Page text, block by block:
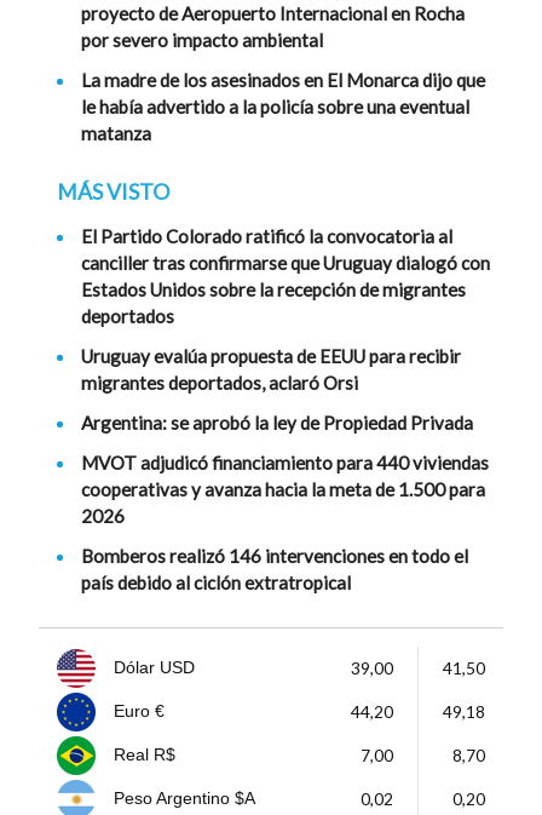
proyecto de Aeropuerto Internacional en Rocha
por severo impacto ambiental
La madre de los asesinados en El Monarca dijo que
le había advertido a la policía sobre una eventual
matanza
MÁS VISTO
El Partido Colorado ratificó la convocatoria al
canciller tras confirmarse que Uruguay dialogó con
Estados Unidos sobre la recepción de migrantes
deportados
Uruguay evalúa propuesta de EEUU para recibir
migrantes deportados, aclaró Orsi
Argentina: se aprobó la ley de Propiedad Privada
MVOT adjudicó financiamiento para 440 viviendas
cooperativas y avanza hacia la meta de 1.500 para
2026
Bomberos realizó 146 intervenciones en todo el
país debido al ciclón extratropical
Dólar USD 39,00 41,50
Euro € 44,20 49,18
Real R$ 7,00 8,70
Peso Argentino $A 0,02 0,20